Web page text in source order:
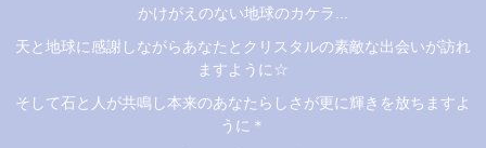
かけがえのない地球のカケラ...
天と地球に感謝しながらあなたとクリスタルの素敵な出会いが訪れ
ますように☆
そして石と人が共鳴し本来のあなたらしさが更に輝きを放ちますよ
うに＊